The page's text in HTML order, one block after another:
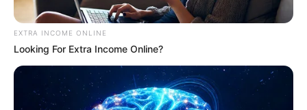
EXTRA INCOME ONLINE
Looking For Extra Income Online?